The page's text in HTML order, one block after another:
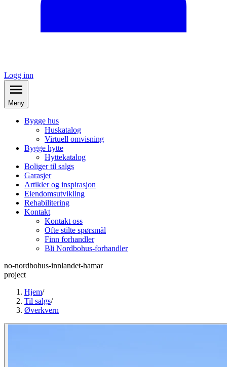
Logg inn
Meny
Bygge hus
Huskatalog
Virtuell omvisning
Bygge hytte
Hyttekatalog
Boliger til salgs
Garasjer
Artikler og inspirasjon
Eiendomsutvikling
Rehabilitering
Kontakt
Kontakt oss
Ofte stilte spørsmål
Finn forhandler
Bli Nordbohus-forhandler
no-nordbohus-innlandet-hamar
project
Hjem/
Til salgs/
Øverkvern